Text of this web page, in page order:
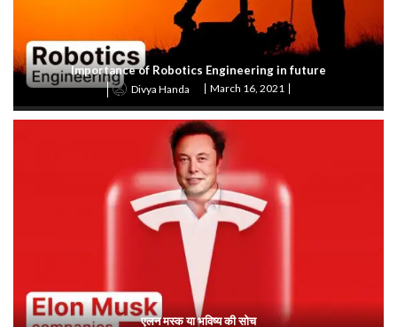
Importance of Robotics Engineering in future
Divya Handa March 16, 2021
एलन मस्क या भविष्य की सोच